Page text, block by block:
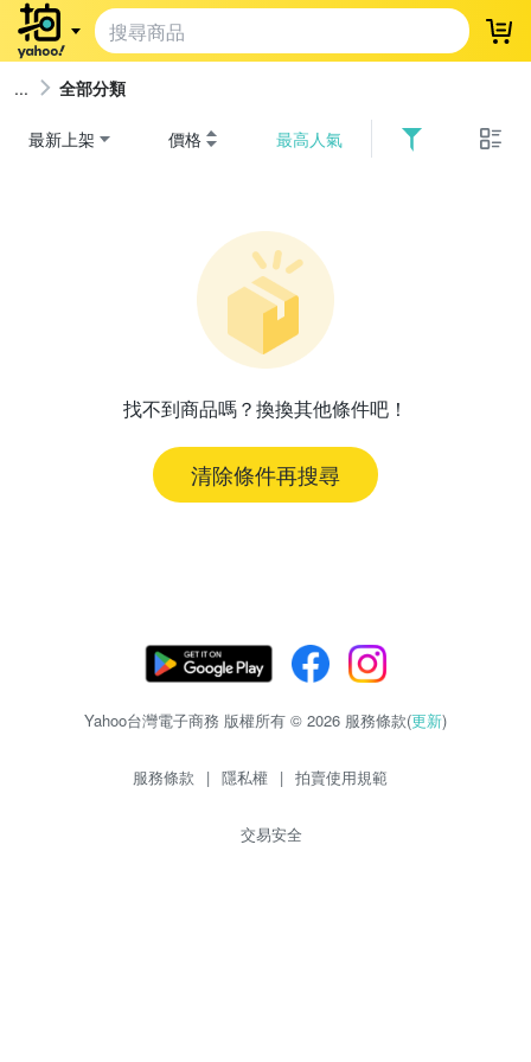
登
全部分類
最新上架 價格 最高人氣
找不到商品嗎？換換其他條件吧！
清除條件再搜尋
Yahoo台灣電子商務 版權所有 © 2026 服務條款(更新)
服務條款 | 隱私權 | 拍賣使用規範
交易安全